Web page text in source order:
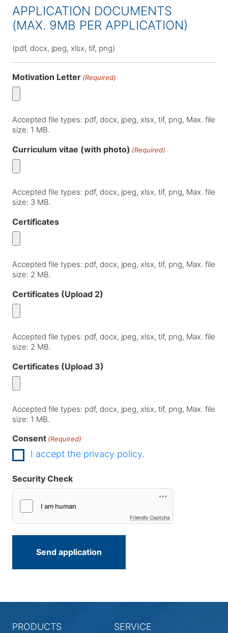
APPLICATION DOCUMENTS
(MAX. 9MB PER APPLICATION)
(pdf, docx, jpeg, xlsx, tif, png)
Motivation Letter (Required)
Accepted file types: pdf, docx, jpeg, xlsx, tif, png, Max. file
size: 1 MB.
Curriculum vitae (with photo) (Required)
Accepted file types: pdf, docx, jpeg, xlsx, tif, png, Max. file
size: 3 MB.
Certificates
Accepted file types: pdf, docx, jpeg, xlsx, tif, png, Max. file
size: 2 MB.
Certificates (Upload 2)
Accepted file types: pdf, docx, jpeg, xlsx, tif, png, Max. file
size: 2 MB.
Certificates (Upload 3)
Accepted file types: pdf, docx, jpeg, xlsx, tif, png, Max. file
size: 1 MB.
Consent (Required)
I accept the privacy policy.
Security Check
Friendly Captcha
PRODUCTS
SERVICE